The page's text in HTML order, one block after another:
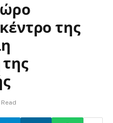
της
Read